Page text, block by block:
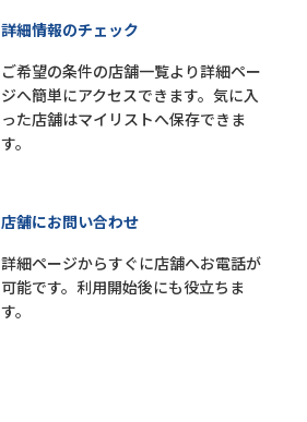
詳細情報のチェック
ご希望の条件の店舗一覧より詳細ペー
ジへ簡単にアクセスできます。気に入
った店舗はマイリストへ保存できま
す。
店舗にお問い合わせ
詳細ページからすぐに店舗へお電話が
可能です。利用開始後にも役立ちま
す。